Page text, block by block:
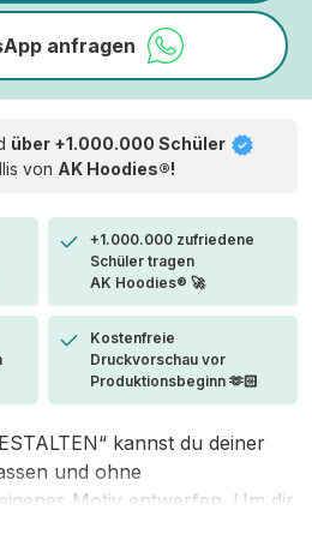
anfragen
über +1.000.000 Schüler
von AK Hoodies®!
+1.000.000 zufriedene
Schüler tragen
AK Hoodies® 🚀
Kostenfreie
Druckvorschau vor
Produktionsbeginn 🫶🏻
kannst du deiner
und ohne
Motiv entwerfen. Um dir